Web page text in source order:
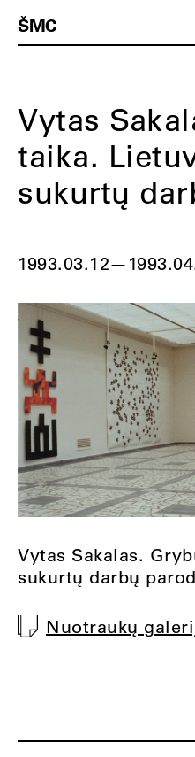
ŠMC
Vytas
taika.
sukurtų
1993.03.12—
Vytas Sakalas.
sukurtų darbų
Nuotraukų